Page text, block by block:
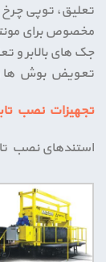
تعلیق، توپی چرخ
مخصوص برای
جک های بالابر و
تعویض بوش ها و
تجهیزات نصب
استندهای نصب